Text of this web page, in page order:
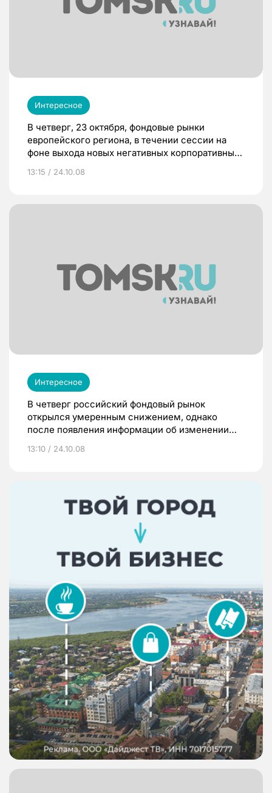
Интересное
В четверг, 23 октября, фондовые рынки
европейского региона, в течении сессии на
фоне выхода новых негативных корпоративных
прибыли и продажам рядом компаний
отрицательную динамику, завершили день со
13:15 / 24.10.08
Интересное
В четверг российский фондовый рынок
открылся умеренным снижением, однако
после появления информации об изменении
рейтингу РФ со «стабильного» на
участников рынка значительно ухудшились. По
итогам торгов индекс РТС упал на 4,39%,
индекс ММВБ потерял 4,82%.
13:10 / 24.10.08